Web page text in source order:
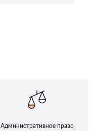
Административное право